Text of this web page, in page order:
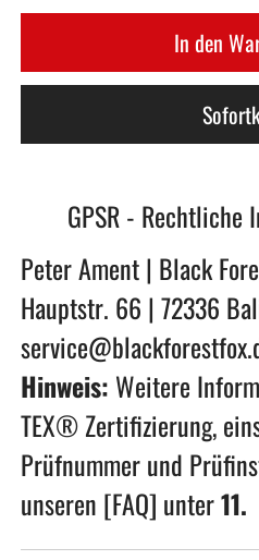
In den
GPSR - Rechtliche
Peter Ament | Black
Hauptstr. 66 | 72336
Hinweis: Weitere
TEX® Zertifizierung,
Prüfnummer und
unseren [FAQ] unter11.